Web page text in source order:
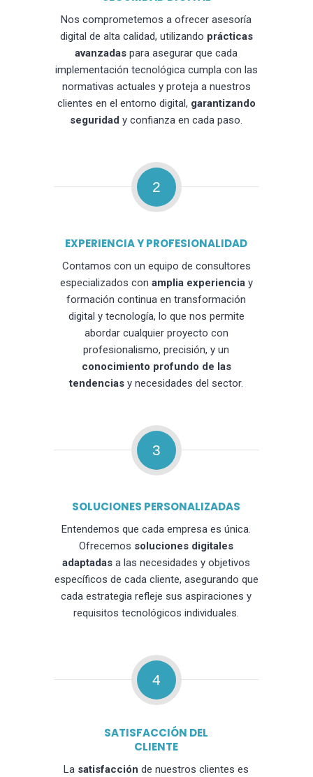
Nos comprometemos a ofrecer asesoría
digital de alta calidad, utilizando prácticas
avanzadas para asegurar que cada
implementación tecnológica cumpla con las
normativas actuales y proteja a nuestros
clientes en el entorno digital, garantizando
seguridad y confianza en cada paso.
2
EXPERIENCIA Y PROFESIONALIDAD
Contamos con un equipo de consultores
especializados con amplia experienciay
formación continua en transformación
digital y tecnología, lo que nos permite
abordar cualquier proyecto con
profesionalismo, precisión, y un
conocimiento profundo de las
tendencias y necesidades del sector.
3
SOLUCIONES PERSONALIZADAS
Entendemos que cada empresa es única.
Ofrecemos soluciones digitales
adaptadas a las necesidades y objetivos
específicos de cada cliente, asegurando que
cada estrategia refleje sus aspiraciones y
requisitos tecnológicos individuales.
4
SATISFACCIÓN DEL
CLIENTE
La satisfacción de nuestros clientes es